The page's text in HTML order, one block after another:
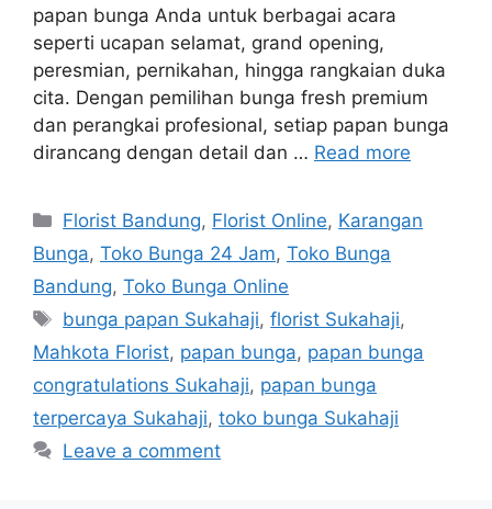
papan bunga Anda untuk berbagai acara
seperti ucapan selamat, grand opening,
peresmian, pernikahan, hingga rangkaian duka
cita. Dengan pemilihan bunga fresh premium
dan perangkai profesional, setiap papan bunga
dirancang dengan detail dan … Read more
Florist Bandung, Florist Online, Karangan
Bunga, Toko Bunga 24 Jam, Toko Bunga
Bandung, Toko Bunga Online
bunga papan Sukahaji,florist Sukahaji,
Mahkota Florist, papan bunga, papan bunga
congratulations Sukahaji, papan bunga
terpercaya Sukahaji, toko bunga Sukahaji
Leave a comment